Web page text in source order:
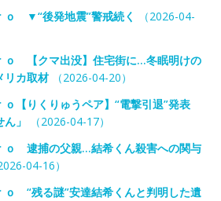
ｏ ▼“後発地震”警戒続く
（2026-04-
ｏ 【クマ出没】住宅街に…冬眠明けの
カ取材（2026-04-20）
【りくりゅうペア】“電撃引退”発表
」
（2026-04-17）
ｏ 逮捕の父親…結希くん殺害への関与
04-16）
“残る謎”安達結希くんと判明した遺